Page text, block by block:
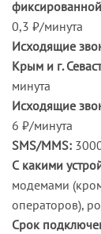
0,3 ₽/минута
Исходящие
Крым и г.
минута
Исходящие
6 ₽/минута
SMS/MMS:
С какими
модемами
операторов),
Срок